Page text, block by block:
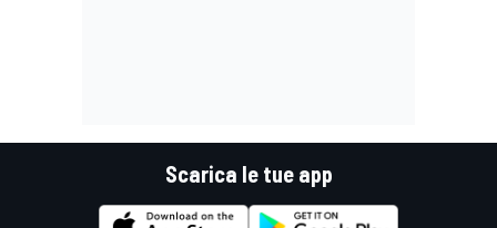
Scarica le tue app